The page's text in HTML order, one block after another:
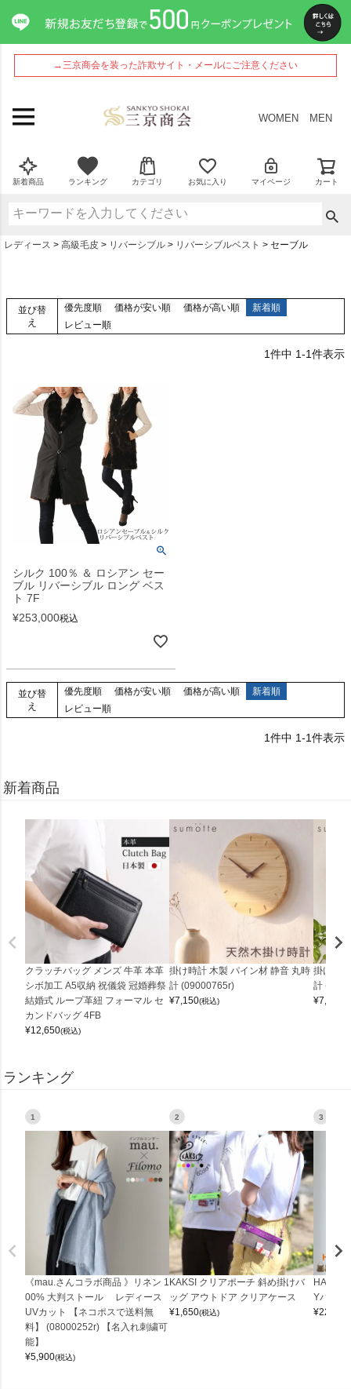
→三京商会を装った詐欺サイト・メールにご注意ください
WOMEN MEN
新着商品 ランキング カテゴリ お気に入り マイページ カート
レディース 高級毛皮 リバーシブル リバーシブルベスト セーブル
並び替
え
優先度順 価格が安い順 価格が高い順
新着順
レビュー順
1件中 1-1件表示
シルク 100％ ＆ ロシアン セー
ブル リバーシブル ロング ベス
ト 7F
¥253,000税込
並び替
え
優先度順 価格が安い順 価格が高い順
新着順
レビュー順
1件中 1-1件表示
新着商品
クラッチバッグ メンズ 牛革 本革
シボ加工 A5収納 祝儀袋 冠婚葬祭
結婚式 ループ革紐 フォーマル セ
カンドバッグ 4FB
¥12,650(税込)
掛け時計 木製 パイン材 静音 丸時
計 (09000765r)
¥7,150(税込)
掛け時
計
¥7,150
ランキング
1
《mau.さんコラボ商品 》リネン 1
00% 大判ストール レディース
UVカット 【ネコポスで送料無
料】 (08000252r) 【名入れ刺繍可
能】
¥5,900(税込)
2
KAKSI クリアポーチ 斜め掛けバ
ッグ アウトドア クリアケース
¥1,650(税込)
3
Yバッグ
¥22,000